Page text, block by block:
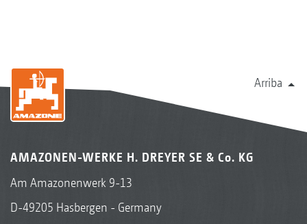
Arriba
AMAZONEN-WERKE H. DREYER SE & Co. KG
Am Amazonenwerk 9-13
D-49205 Hasbergen - Germany